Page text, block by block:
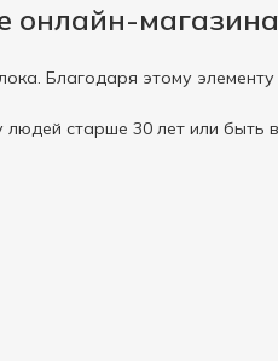
онлайн-магазина
Благодаря этому
старше 30 лет или